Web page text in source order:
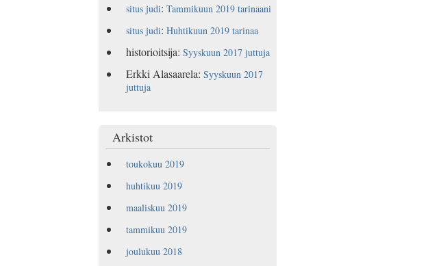
situs judi: Tammikuun 2019 tarinaani
situs judi: Huhtikuun 2019 tarinaa
historioitsija: Syyskuun 2017 juttuja
Erkki Alasaarela: Syyskuun 2017
juttuja
Arkistot
toukokuu 2019
huhtikuu 2019
maaliskuu 2019
tammikuu 2019
joulukuu 2018